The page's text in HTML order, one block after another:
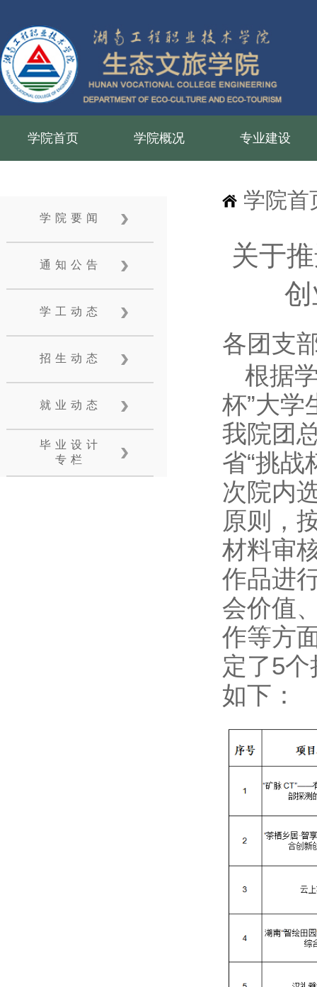
学院首页 学院概况 专业建设
学院要闻
通知公告
学工动态
招生动态
就业动态
毕业设计
专栏
学院首
关于
各团支
根据
杯”大学
我院团
省“挑战
次院内
原则，
材料审
作品进
会价值
作等方
定了5
如下：